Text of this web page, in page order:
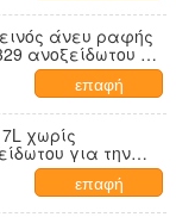
άνευ ραφής
ανοξείδωτου με
επαφή
χωρίς
για την
- 60mm
επαφή